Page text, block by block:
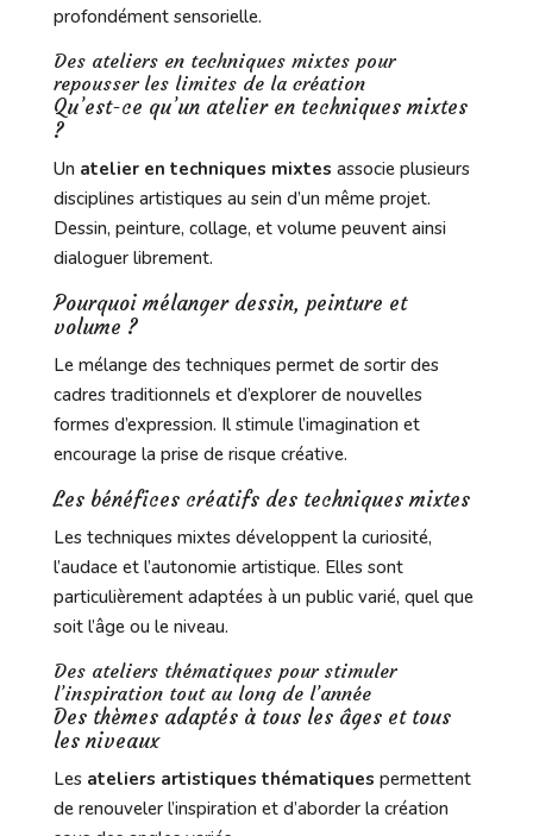
profondément sensorielle.
Des ateliers en techniques mixtes pour
repousser les limites de la création
Qu’est-ce qu’un atelier en techniques mixtes
?
Un atelier en techniques mixtes associe plusieurs
disciplines artistiques au sein d’un même projet.
Dessin, peinture, collage, et volume peuvent ainsi
dialoguer librement.
Pourquoi mélanger dessin, peinture et
volume ?
Le mélange des techniques permet de sortir des
cadres traditionnels et d’explorer de nouvelles
formes d’expression. Il stimule l’imagination et
encourage la prise de risque créative.
Les bénéfices créatifs des techniques mixtes
Les techniques mixtes développent la curiosité,
l’audace et l’autonomie artistique. Elles sont
particulièrement adaptées à un public varié, quel que
soit l’âge ou le niveau.
Des ateliers thématiques pour stimuler
l’inspiration tout au long de l’année
Des thèmes adaptés à tous les âges et tous
les niveaux
Les ateliers artistiques thématiques permettent
de renouveler l’inspiration et d’aborder la création